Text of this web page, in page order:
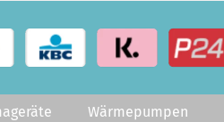
Wärmepumpen